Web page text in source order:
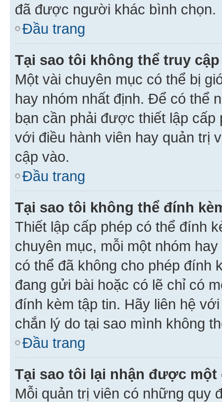
đã được người khác bình chọn.
Đầu trang
Tại sao tôi không thể truy
Một vài chuyên mục có thể bị
hay nhóm nhất định. Để có thể
bạn cần phải được thiết lập
với điều hành viên hay quản trị
cập vào.
Đầu trang
Tại sao tôi không thể đính
Thiết lập cấp phép có thể đính
chuyên mục, mỗi một nhóm
có thể đã không cho phép đính
đang gửi bài hoặc có lẽ chỉ có
đính kèm tập tin. Hãy liên hệ
chắn lý do tại sao mình không
Đầu trang
Tại sao tôi lại nhận được một
Mỗi quản trị viên có những quy